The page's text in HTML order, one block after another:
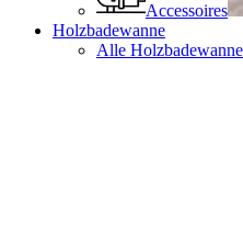
Accessoires
Holzbadewanne
Alle